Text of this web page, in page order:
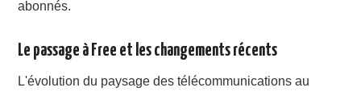
abonnés.
Le passage à Free et les changements récents
L'évolution du paysage des télécommunications au